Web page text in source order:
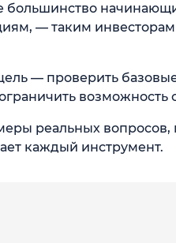
— таким
— проверить
возможность
реальных вопросов,
каждый инструмент.